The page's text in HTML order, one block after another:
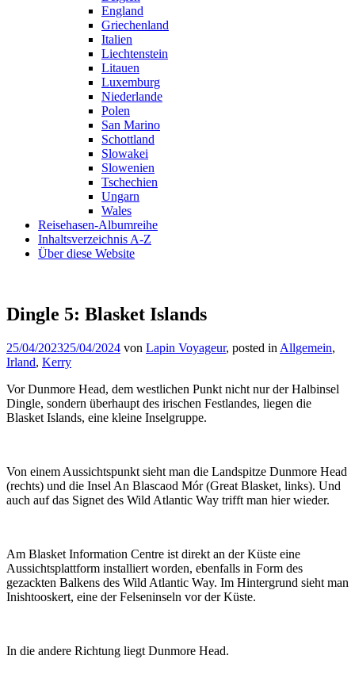
England
Griechenland
Italien
Liechtenstein
Litauen
Luxemburg
Niederlande
Polen
San Marino
Schottland
Slowakei
Slowenien
Tschechien
Ungarn
Wales
Reisehasen-Albumreihe
Inhaltsverzeichnis A-Z
Über diese Website
Dingle 5: Blasket Islands
25/04/202325/04/2024 von Lapin Voyageur, posted in Allgemein,
Irland, Kerry
Vor Dunmore Head, dem westlichen Punkt nicht nur der Halbinsel
Dingle, sondern überhaupt des irischen Festlandes, liegen die
Blasket Islands, eine kleine Inselgruppe.
Von einem Aussichtspunkt sieht man die Landspitze Dunmore Head
(rechts) und die Insel An Blascaod Mór (Great Blasket, links). Und
auch auf das Signet des Wild Atlantic Way trifft man hier wieder.
Am Blasket Information Centre ist direkt an der Küste eine
Aussichtsplattform installiert worden, ebenfalls in Form des
gezackten Balkens des Wild Atlantic Way. Im Hintergrund sieht man
Inishtooskert, eine der Felseninseln vor der Küste.
In die andere Richtung liegt Dunmore Head.